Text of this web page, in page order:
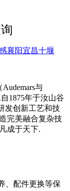
襄阳宜昌十堰
与
1875年于汝山谷
发创新工艺和技
完美融合复杂技
成于天下.
、配件更换等保